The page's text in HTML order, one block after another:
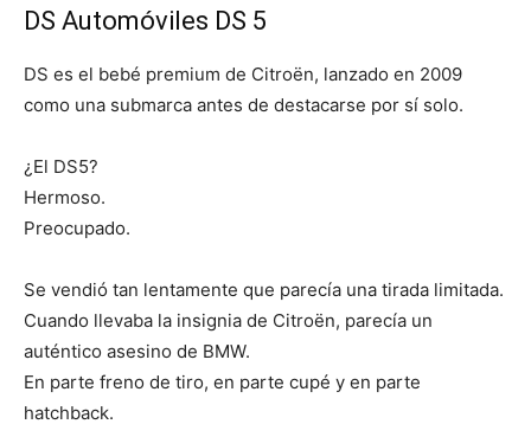
DS Automóviles DS 5
DS es el bebé premium de Citroën, lanzado en 2009
como una submarca antes de destacarse por sí solo.
¿El DS5?
Hermoso.
Preocupado.
Se vendió tan lentamente que parecía una tirada limitada.
Cuando llevaba la insignia de Citroën, parecía un
auténtico asesino de BMW.
En parte freno de tiro, en parte cupé y en parte
hatchback.